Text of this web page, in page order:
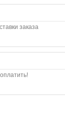
заказа